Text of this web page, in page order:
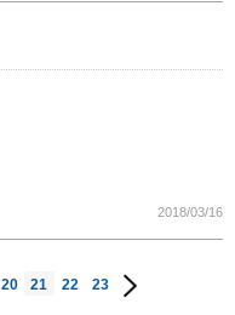
2018/03/16
20 21 22 23